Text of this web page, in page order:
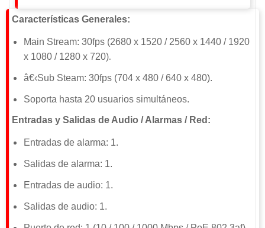
Características Generales:
Main Stream: 30fps (2680 x 1520 / 2560 x 1440 / 1920
x 1080 / 1280 x 720).
â€‹Sub Steam: 30fps (704 x 480 / 640 x 480).
Soporta hasta 20 usuarios simultáneos.
Entradas y Salidas de Audio / Alarmas / Red:
Entradas de alarma: 1.
Salidas de alarma: 1.
Entradas de audio: 1.
Salidas de audio: 1.